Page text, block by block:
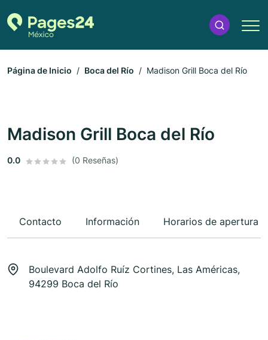
Página de Inicio Boca del Río Madison Grill Boca del Río
Madison Grill Boca del Río
0.0 (0 Reseñas)
Contacto Información Horarios de apertura
Boulevard Adolfo Ruíz Cortines, Las Américas,
94299 Boca del Río